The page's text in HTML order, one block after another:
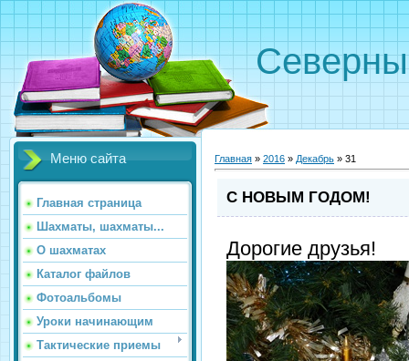
Меню сайта
Главная страница
Шахматы, шахматы...
О шахматах
Каталог файлов
Фотоальбомы
Уроки начинающим
Тактические приемы
Главная » 2016 » Декабрь » 31
С НОВЫМ ГОДОМ!
Дорогие друзья!